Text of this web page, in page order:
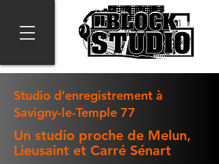
Studio d’enregistrement à
Savigny-le-Temple 77
Un studio proche de Melun,
Lieusaint et Carré Sénart